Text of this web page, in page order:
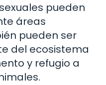
pueden
áreas
pueden ser
del ecosistema
y refugio a